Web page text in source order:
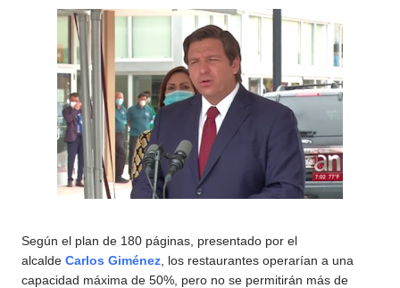
Según el plan de 180 páginas, presentado por el
alcalde Carlos Giménez , los restaurantes operarían a una
capacidad máxima de 50%, pero no se permitirán más de